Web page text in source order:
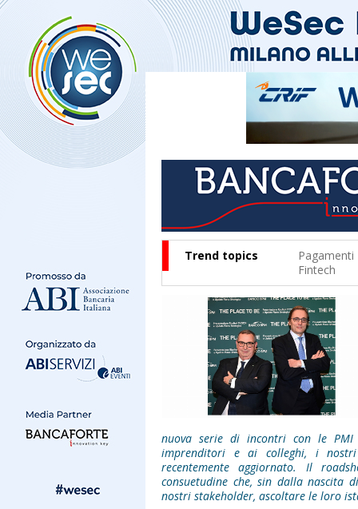
Trend topics Pagamenti
Fintech
nuova serie di incontri con le
imprenditori e ai colleghi, i
recentemente aggiornato. Il
consuetudine che, sin dalla nascita
nostri stakeholder, ascoltare le loro